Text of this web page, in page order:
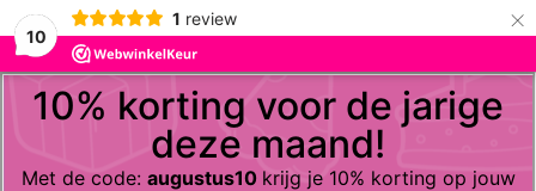
10
1 review ×
10% korting voor de jarige
deze maand!
Met de code: augustus10 krijg je 10% korting op jouw